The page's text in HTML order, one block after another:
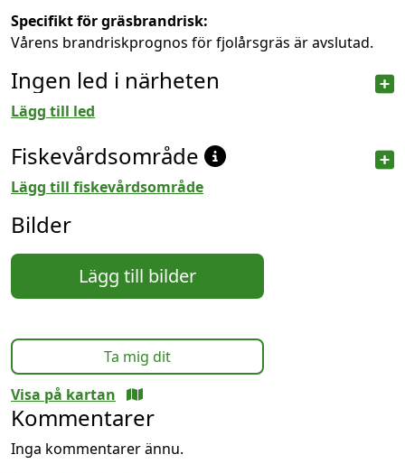
Specifikt för gräsbrandrisk:
Vårens brandriskprognos för fjolårsgräs är avslutad.
Ingen led i närheten
Lägg till led
Fiskevårdsområde
Lägg till fiskevårdsområde
Bilder
Lägg till bilder
Ta mig dit
Visa på kartan
Kommentarer
Inga kommentarer ännu.